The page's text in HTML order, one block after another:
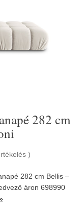
282 cm
)
282 cm Bellis –
áron 698990